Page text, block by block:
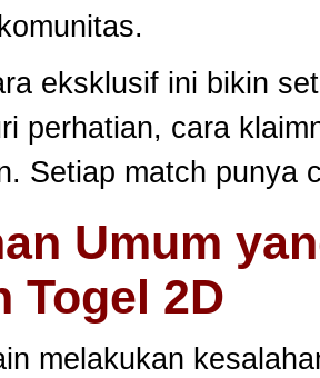
eksklusif ini bikin
perhatian, cara
Setiap match punya
Umum
Togel 2D
melakukan